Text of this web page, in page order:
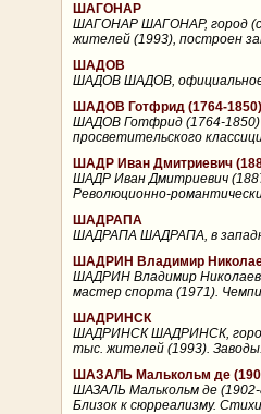
ШАГОНАР
ШАГОНАР ШАГОНАР, город (с
жителей (1993), построен
ШАДОВ
ШАДОВ ШАДОВ, официальное
ШАДОВ Готфрид (1764-1850)
ШАДОВ Готфрид (1764-1850)
просветительского
ШАДР Иван Дмитриевич
ШАДР Иван Дмитриевич
Революционно-
ШАДРАПА
ШАДРАПА ШАДРАПА, в
ШАДРИН Владимир
ШАДРИН Владимир
мастер спорта (1971).
ШАДРИНСК
ШАДРИНСК ШАДРИНСК, город
тыс. жителей (1993).
ШАЗАЛЬ Малькольм де
ШАЗАЛЬ Малькольм де
Близок к сюрреализму.